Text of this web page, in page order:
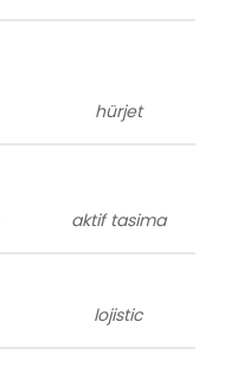
hürjet
aktif tasima
lojistic